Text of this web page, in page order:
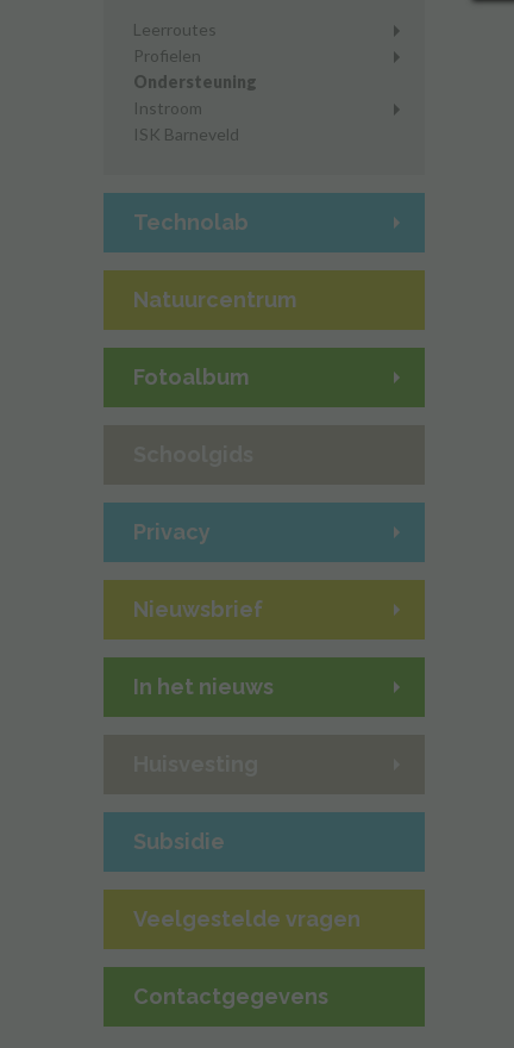
Leerroutes
Profielen
Ondersteuning
Instroom
ISK Barneveld
Technolab
Natuurcentrum
Fotoalbum
Privacy
Nieuwsbrief
In het nieuws
Subsidie
Veelgestelde vragen
Contactgegevens